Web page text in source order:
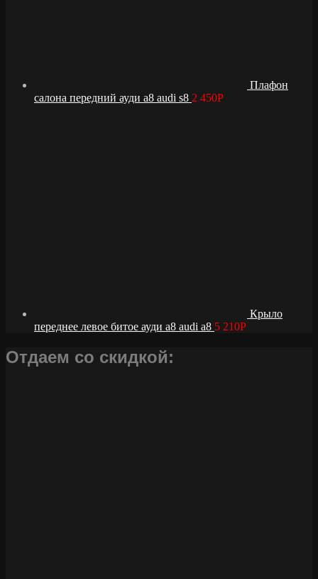
Плафон
салона передний ауди а8 audi s8 2 450Р
Крыло
переднее левое битое ауди а8 audi a8 5 210Р
Отдаем со скидкой: